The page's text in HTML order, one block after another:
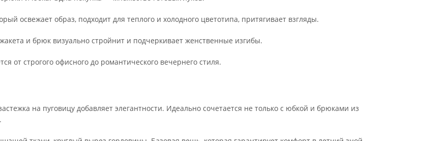
освежает образ, подходит для теплого и холодного цветотипа, притягивает взгляды.
и брюк визуально стройнит и подчеркивает женственные изгибы.
от строгого офисного до романтического вечернего стиля.
на пуговицу добавляет элегантности. Идеально сочетается не только с юбкой и брюками из